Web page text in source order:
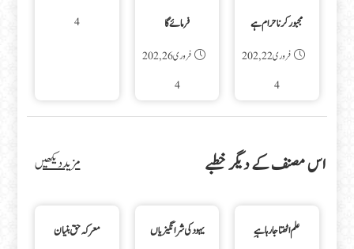
مجبور کرنا حرام ہے
فروری 22, 202
4
فرمائے گا
فروری 26, 202
4
4
اس مصنف کے دیگر خطبے مزید دیکھیں
علم اٹھتا جا رہا ہےِ یہود کی شر انگیزیاں معرکہ حق بنیان